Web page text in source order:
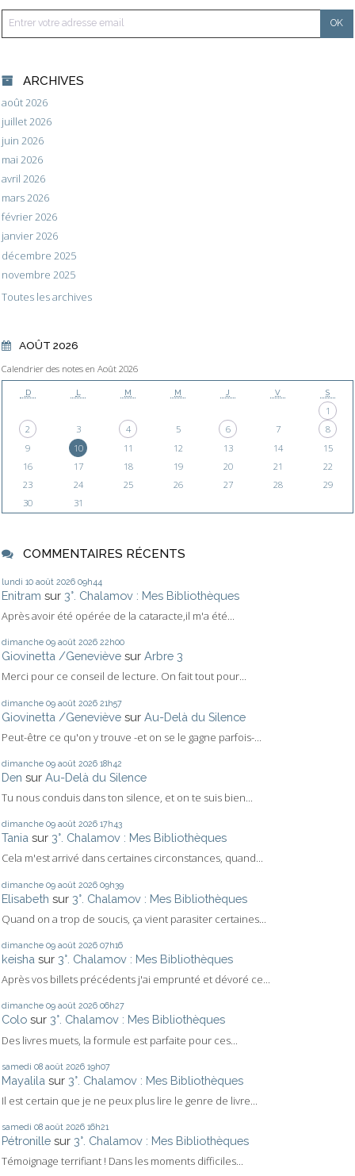
ARCHIVES
août 2026
juillet 2026
juin 2026
mai 2026
avril 2026
mars 2026
février 2026
janvier 2026
décembre 2025
novembre 2025
Toutes les archives
AOÛT 2026
Calendrier des notes en Août 2026
D L M M J V S
1
2
3 4 5 6 7
8
9
10 11 12 13 14
15
16
17 18 19 20 21
22
23
24 25 26 27 28
29
30
31
COMMENTAIRES RÉCENTS
lundi 10 août 2026 09h44
Enitram sur 3°. Chalamov : Mes Bibliothèques
Après avoir été opérée de la cataracte,il m'a été...
dimanche 09 août 2026 22h00
Giovinetta /Geneviève sur Arbre 3
Merci pour ce conseil de lecture. On fait tout pour...
dimanche 09 août 2026 21h57
Giovinetta /Geneviève sur Au-Delà du Silence
Peut-être ce qu'on y trouve -et on se le gagne parfois-...
dimanche 09 août 2026 18h42
Den sur Au-Delà du Silence
Tu nous conduis dans ton silence, et on te suis bien...
dimanche 09 août 2026 17h43
Tania sur 3°. Chalamov : Mes Bibliothèques
Cela m'est arrivé dans certaines circonstances, quand...
dimanche 09 août 2026 09h39
Elisabeth sur 3°. Chalamov : Mes Bibliothèques
Quand on a trop de soucis, ça vient parasiter certaines...
dimanche 09 août 2026 07h16
keisha sur 3°. Chalamov : Mes Bibliothèques
Après vos billets précédents j'ai emprunté et dévoré ce...
dimanche 09 août 2026 06h27
Colo sur 3°. Chalamov : Mes Bibliothèques
Des livres muets, la formule est parfaite pour ces...
samedi 08 août 2026 19h07
Mayalila sur 3°. Chalamov : Mes Bibliothèques
Il est certain que je ne peux plus lire le genre de livre...
samedi 08 août 2026 16h21
Pétronille sur 3°. Chalamov : Mes Bibliothèques
Témoignage terrifiant ! Dans les moments difficiles...